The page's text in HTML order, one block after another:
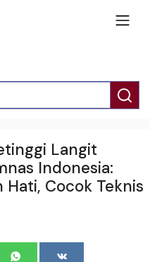
Langit
Indonesia:
Hati, Cocok Teknis